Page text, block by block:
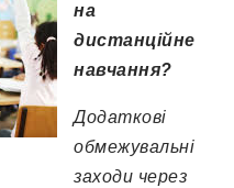
на
дистанційне
навчання?
Додаткові
обмежувальні
заходи через